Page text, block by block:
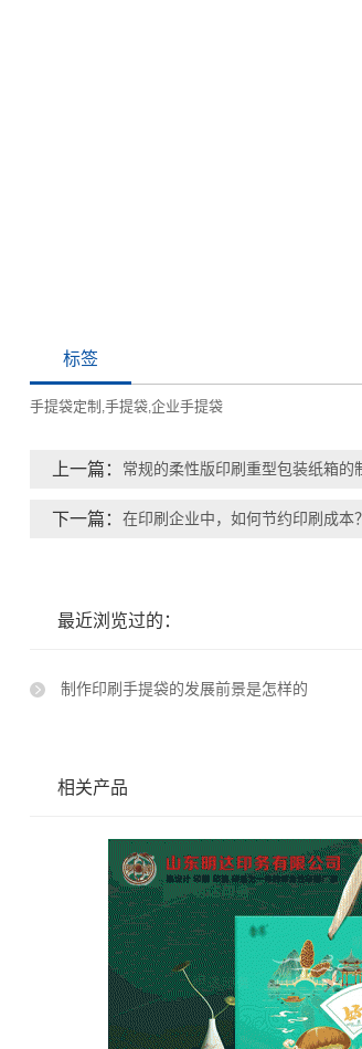
标签
手提袋定制 手提袋, 企业手提袋
上一篇： 常规的柔性版印刷重型包装纸箱的
下一篇： 在印刷企业中，如何节约印刷成本？
最近浏览过的：
制作印刷手提袋的发展前景是怎样的
相关产品